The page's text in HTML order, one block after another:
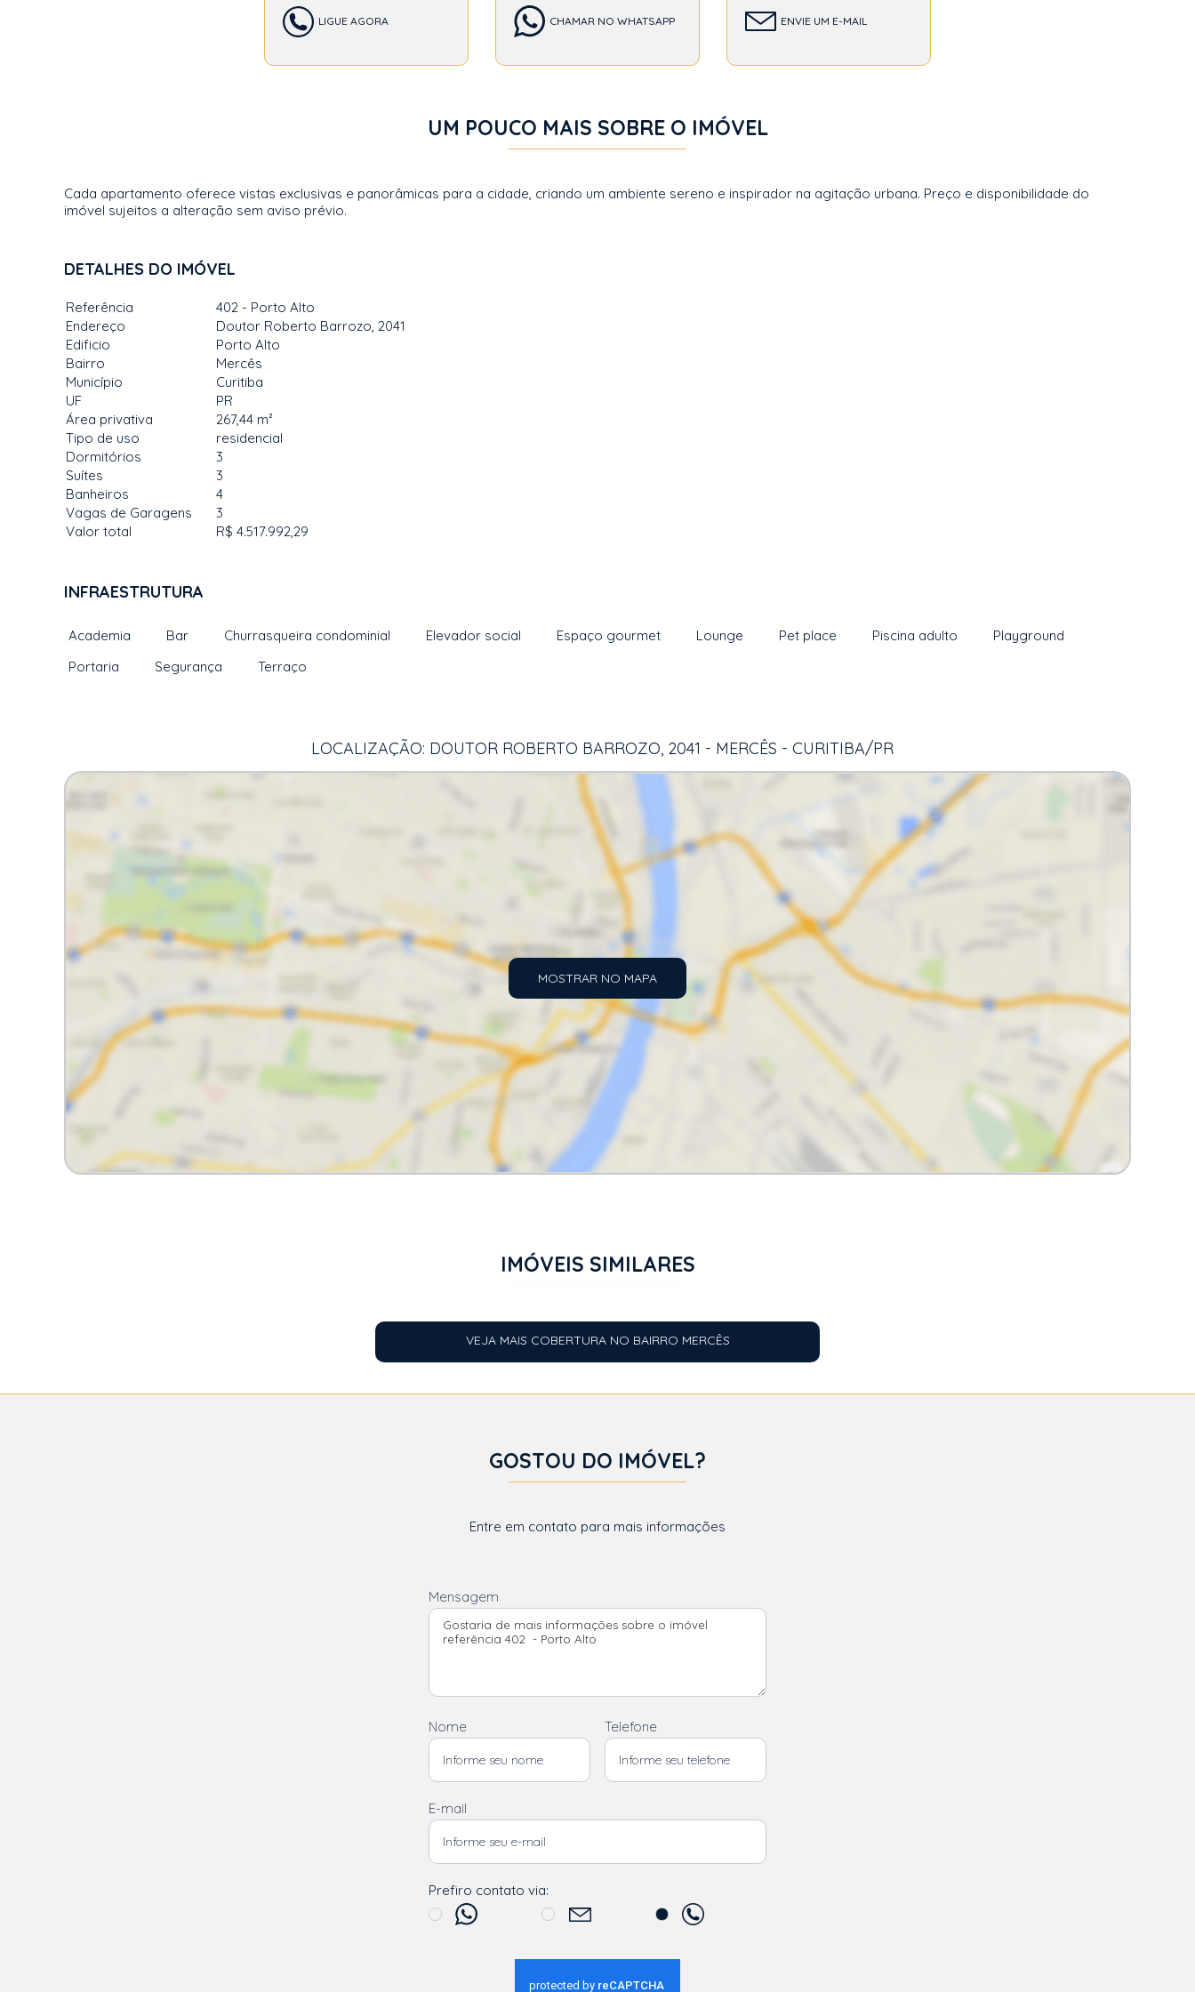
LIGUE AGORA CHAMAR NO WHATSAPP ENVIE UM E-MAIL
UM POUCO MAIS SOBRE O IMÓVEL
Cada apartamento oferece vistas exclusivas e panorâmicas para a cidade, criando um ambiente sereno e inspirador na agitação urbana. Preço e disponibilidade do
imóvel sujeitos a alteração sem aviso prévio.
DETALHES DO IMÓVEL
Referência
402 - Porto Alto
Endereço
Doutor Roberto Barrozo, 2041
Edificio
Porto Alto
Bairro
Mercês
Município
Curitiba
UF
PR
Área privativa
267,44 m²
Tipo de uso
residencial
Dormitórios
3
Suítes
3
Banheiros
4
Vagas de Garagens
3
Valor total
R$ 4.517.992,29
INFRAESTRUTURA
Academia Bar Churrasqueira condominial Elevador social Espaço gourmet Lounge Pet place Piscina adulto
Playground
Portaria
Segurança Terraço
LOCALIZAÇÃO: DOUTOR ROBERTO BARROZO, 2041 - MERCÊS - CURITIBA/PR
MOSTRAR NO MAPA
IMÓVEIS SIMILARES
VEJA MAIS COBERTURA NO BAIRRO MERCÊS
GOSTOU DO IMÓVEL?
Entre em contato para mais informações
Mensagem
Nome Telefone
E-mail
Prefiro contato via: